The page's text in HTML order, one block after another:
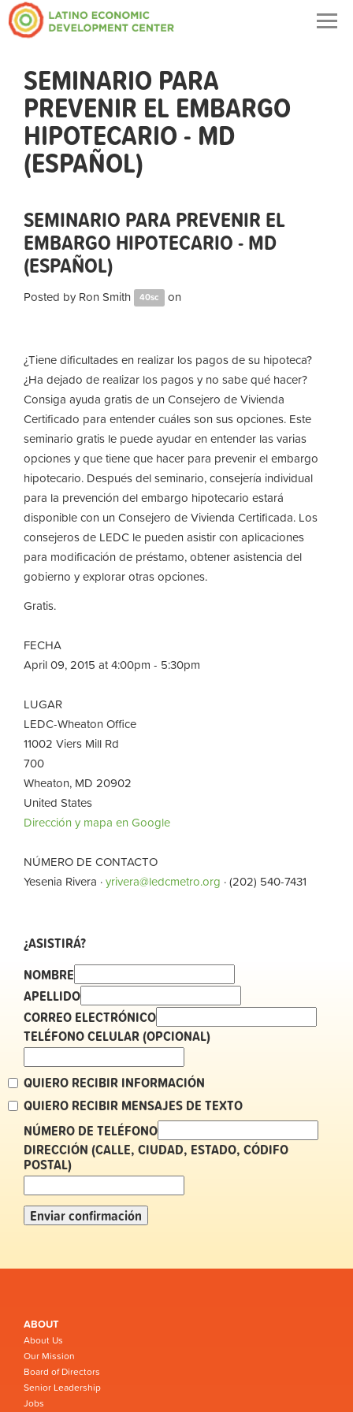
SEMINARIO PARA
PREVENIR EL EMBARGO
HIPOTECARIO - MD
(ESPAÑOL)
SEMINARIO PARA PREVENIR EL
EMBARGO HIPOTECARIO - MD
(ESPAÑOL)
Posted by Ron Smith 40sc on
¿Tiene dificultades en realizar los pagos de su hipoteca?
¿Ha dejado de realizar los pagos y no sabe qué hacer?
Consiga ayuda gratis de un Consejero de Vivienda
Certificado para entender cuáles son sus opciones. Este
seminario gratis le puede ayudar en entender las varias
opciones y que tiene que hacer para prevenir el embargo
hipotecario. Después del seminario, consejería individual
para la prevención del embargo hipotecario estará
disponible con un Consejero de Vivienda Certificada. Los
consejeros de LEDC le pueden asistir con aplicaciones
para modificación de préstamo, obtener asistencia del
gobierno y explorar otras opciones.
Gratis.
FECHA
April 09, 2015 at 4:00pm - 5:30pm
LUGAR
LEDC-Wheaton Office
11002 Viers Mill Rd
700
Wheaton, MD 20902
United States
Dirección y mapa en Google
NÚMERO DE CONTACTO
Yesenia Rivera ·yrivera@ledcmetro.org · (202) 540-7431
¿ASISTIRÁ?
NOMBRE
APELLIDO
CORREO ELECTRÓNICO
TELÉFONO CELULAR (OPCIONAL)
QUIERO RECIBIR INFORMACIÓN
QUIERO RECIBIR MENSAJES DE TEXTO
NÚMERO DE TELÉFONO
DIRECCIÓN (CALLE, CIUDAD, ESTADO, CÓDIFO
POSTAL)
ABOUT
About Us
Our Mission
Board of Directors
Senior Leadership
Jobs